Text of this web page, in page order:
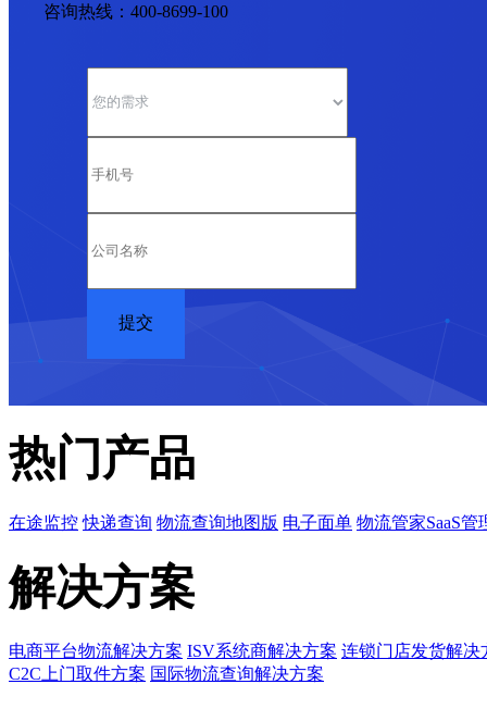
咨询热线：400-8699-100
热门产品
在途监控 快递查询 物流查询地图版 电子面单 物流管家SaaS管
解决方案
电商平台物流解决方案 ISV系统商解决方案 连锁门店发货解决
C2C上门取件方案 国际物流查询解决方案